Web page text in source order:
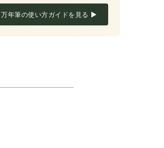
万年筆の使い方ガイドを見る ▶